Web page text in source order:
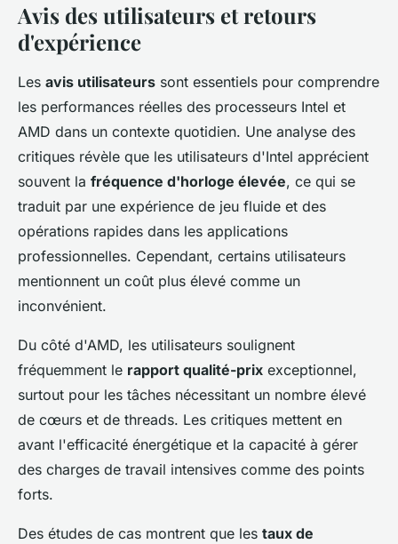
Avis des utilisateurs et retours
d'expérience
Les avis utilisateurs sont essentiels pour comprendre
les performances réelles des processeurs Intel et
AMD dans un contexte quotidien. Une analyse des
critiques révèle que les utilisateurs d'Intel apprécient
souvent la fréquence d'horloge élevée, ce qui se
traduit par une expérience de jeu fluide et des
opérations rapides dans les applications
professionnelles. Cependant, certains utilisateurs
mentionnent un coût plus élevé comme un
inconvénient.
Du côté d'AMD, les utilisateurs soulignent
fréquemment le rapport qualité-prix exceptionnel,
surtout pour les tâches nécessitant un nombre élevé
de cœurs et de threads. Les critiques mettent en
avant l'efficacité énergétique et la capacité à gérer
des charges de travail intensives comme des points
forts.
Des études de cas montrent que les taux de